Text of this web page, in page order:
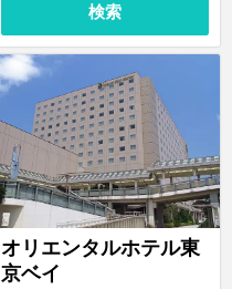
検索
オリエンタルホテル東
京ベイ